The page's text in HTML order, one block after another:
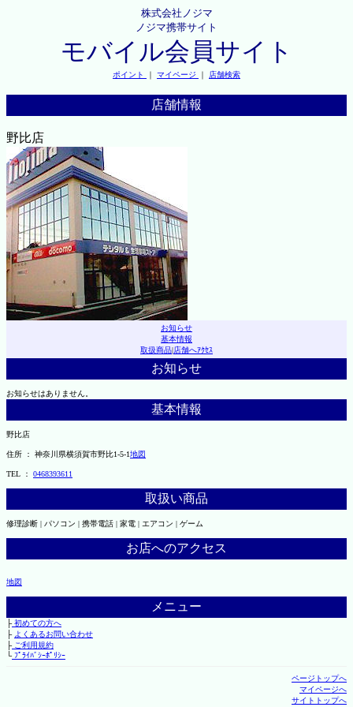
株式会社ノジマ
ノジマ携帯サイト
モバイル会員サイト
ポイント ｜ マイページ ｜ 店舗検索
店舗情報
野比店
お知らせ
基本情報
取扱商品|店舗へｱｸｾｽ
お知らせ
お知らせはありません。
基本情報
野比店
住所 ： 神奈川県横須賀市野比1-5-1地図
TEL ： 0468393611
取扱い商品
修理診断 | パソコン | 携帯電話 | 家電 | エアコン | ゲーム
お店へのアクセス
地図
メニュー
├初めての方へ
├ よくあるお問い合わせ
├ご利用規約
└ﾌﾟﾗｲﾊﾞｼｰﾎﾟﾘｼｰ
ページトップへ
マイページへ
サイトトップへ